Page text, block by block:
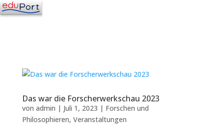
Das war die Forscherwerkschau 2023
von admin | Juli 1, 2023 | Forschen und
Philosophieren, Veranstaltungen